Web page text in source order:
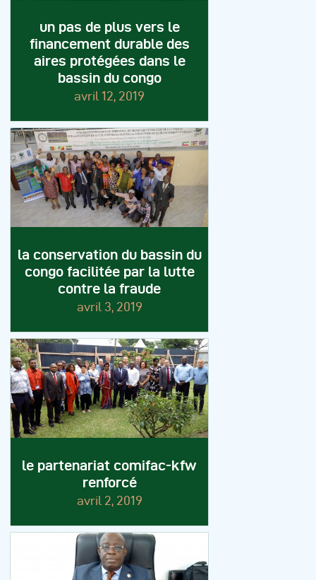
un pas de plus vers le
financement durable des
aires protégées dans le
bassin du congo
avril 12, 2019
la conservation du bassin du
congo facilitée par la lutte
contre la fraude
avril 3, 2019
le partenariat comifac-kfw
renforcé
avril 2, 2019